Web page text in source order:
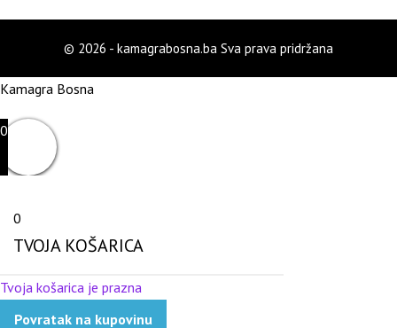
© 2026 - kamagrabosna.ba Sva prava pridržana
Kamagra Bosna
0
0
TVOJA KOŠARICA
Tvoja košarica je prazna
Povratak na kupovinu